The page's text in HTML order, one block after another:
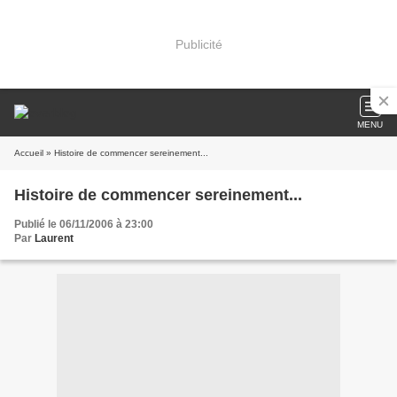
Publicité
MENU
Accueil » Histoire de commencer sereinement...
Histoire de commencer sereinement...
Publié le 06/11/2006 à 23:00
Par Laurent